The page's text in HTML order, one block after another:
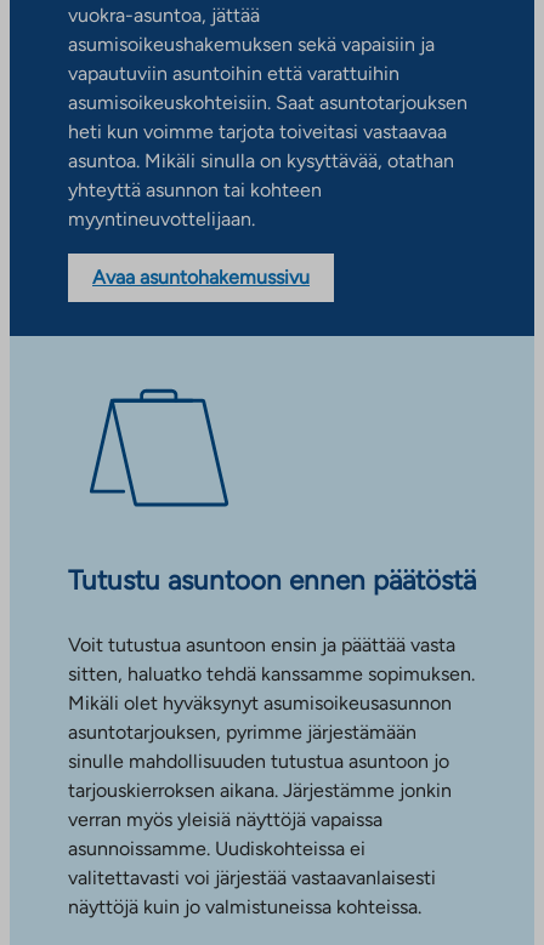
vuokra-asuntoa, jättää
asumisoikeushakemuksen sekä vapaisiin ja
vapautuviin asuntoihin että varattuihin
asumisoikeuskohteisiin. Saat asuntotarjouksen
heti kun voimme tarjota toiveitasi vastaavaa
asuntoa. Mikäli sinulla on kysyttävää, otathan
yhteyttä asunnon tai kohteen
myyntineuvottelijaan.
Avaa asuntohakemussivu
Tutustu asuntoon ennen päätöstä
Voit tutustua asuntoon ensin ja päättää vasta
sitten, haluatko tehdä kanssamme sopimuksen.
Mikäli olet hyväksynyt asumisoikeusasunnon
asuntotarjouksen, pyrimme järjestämään
sinulle mahdollisuuden tutustua asuntoon jo
tarjouskierroksen aikana. Järjestämme jonkin
verran myös yleisiä näyttöjä vapaissa
asunnoissamme. Uudiskohteissa ei
valitettavasti voi järjestää vastaavanlaisesti
näyttöjä kuin jo valmistuneissa kohteissa.